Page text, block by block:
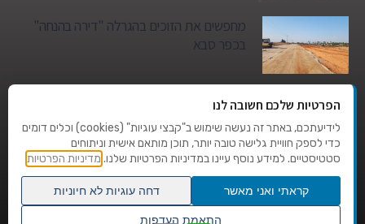
מחפשים את הזוכים בהגרלה "דירה בהנחה"
בכפר סבא
גן הילדים של מרים סיטי יהפוך למגדל מגורים:
סגירת מעגל היסטורית במגדיאל
טרגדיה בצהרי היום: בן 80 נהרג על מעבר
החצייה בהוד השרון
הפרטיות שלכם חשובה לנו
לידיעתכם, באתר זה נעשה שימוש ב"קבצי עוגיות" (cookies) וכלים דומים
כדי לספק חוויית גלישה טובה יותר, תוכן מותאם אישית וניתוחים
סטטיסטיים. למידע נוסף עיינו במדיניות הפרטיות שלנו. מדיניות הפרטיות
קראתי ואני מאשר
דחה עוגיות לא חיוניות
התאמת העדפות